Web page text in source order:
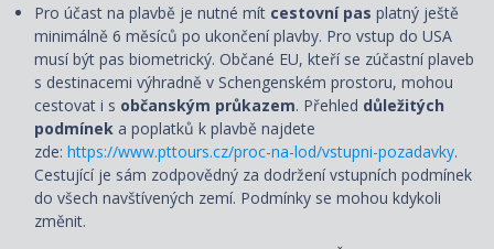
Pro účast na plavbě je nutné mít cestovní pas platný ještě
minimálně 6 měsíců po ukončení plavby. Pro vstup do USA
musí být pas biometrický. Občané EU, kteří se zúčastní plaveb
s destinacemi výhradně v Schengenském prostoru, mohou
cestovat i s občanským průkazem. Přehled důležitých
podmínek a poplatků k plavbě najdete
zde: https://www.pttours.cz/proc-na-lod/vstupni-pozadavky.
Cestující je sám zodpovědný za dodržení vstupních podmínek
do všech navštívených zemí. Podmínky se mohou kdykoli
změnit.